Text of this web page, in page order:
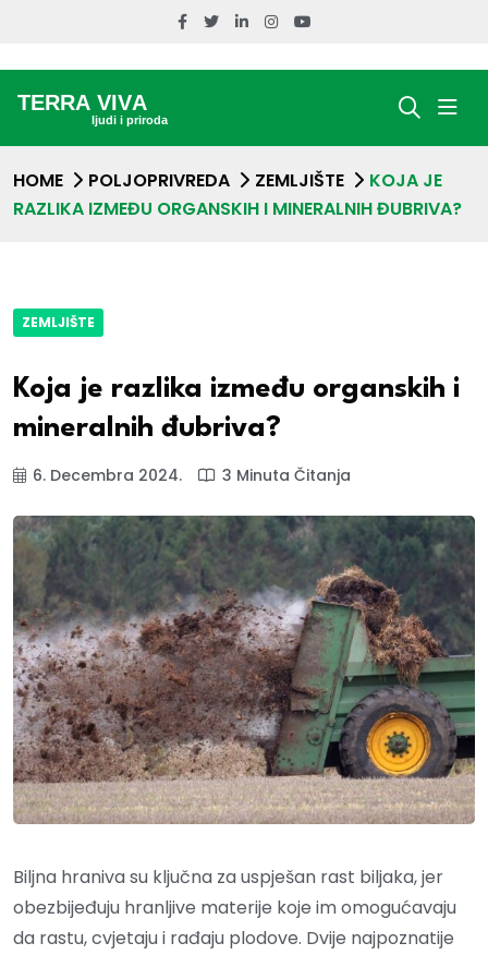
HOME POLJOPRIVREDA ZEMLJIŠTE
KOJA JE
RAZLIKA IZMEĐU ORGANSKIH I MINERALNIH ĐUBRIVA?
ZEMLJIŠTE
Koja je razlika između organskih i
mineralnih đubriva?
6. Decembra 2024. 3 Minuta Čitanja
Biljna hraniva su ključna za uspješan rast biljaka, jer
obezbijeđuju hranljive materije koje im omogućavaju
da rastu, cvjetaju i rađaju plodove. Dvije najpoznatije